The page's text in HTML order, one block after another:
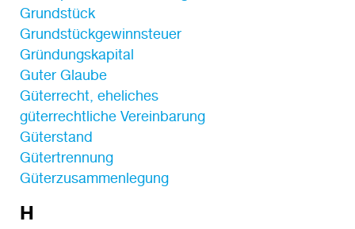
Grundstück
Grundstückgewinnsteuer
Gründungskapital
Guter Glaube
Güterrecht, eheliches
güterrechtliche Vereinbarung
Güterstand
Gütertrennung
Güterzusammenlegung
H